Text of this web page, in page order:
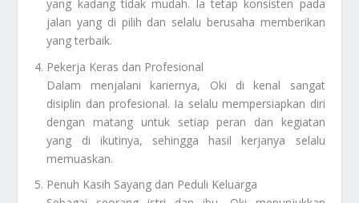
yang kadang tidak mudah. Ia tetap konsisten pada
jalan yang di pilih dan selalu berusaha memberikan
yang terbaik.
Pekerja Keras dan Profesional
Dalam menjalani kariernya, Oki di kenal sangat
disiplin dan profesional. Ia selalu mempersiapkan diri
dengan matang untuk setiap peran dan kegiatan
yang di ikutinya, sehingga hasil kerjanya selalu
memuaskan.
Penuh Kasih Sayang dan Peduli Keluarga